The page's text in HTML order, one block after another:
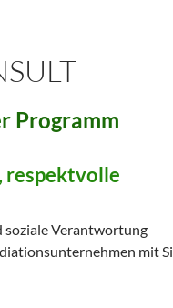
Programm
respektvolle
soziale Verantwortung
mit